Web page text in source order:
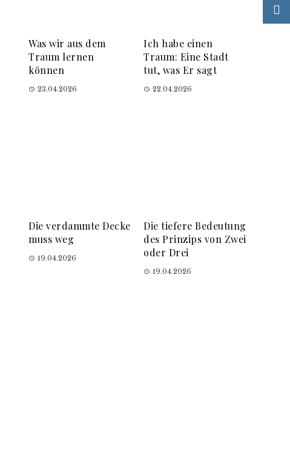
Was wir aus dem
Traum lernen
können
23.04.2026
Ich habe einen
Traum: Eine Stadt
tut, was Er sagt
22.04.2026
Die verdammte Decke
muss weg
19.04.2026
Die tiefere Bedeutung
des Prinzips von Zwei
oder Drei
19.04.2026